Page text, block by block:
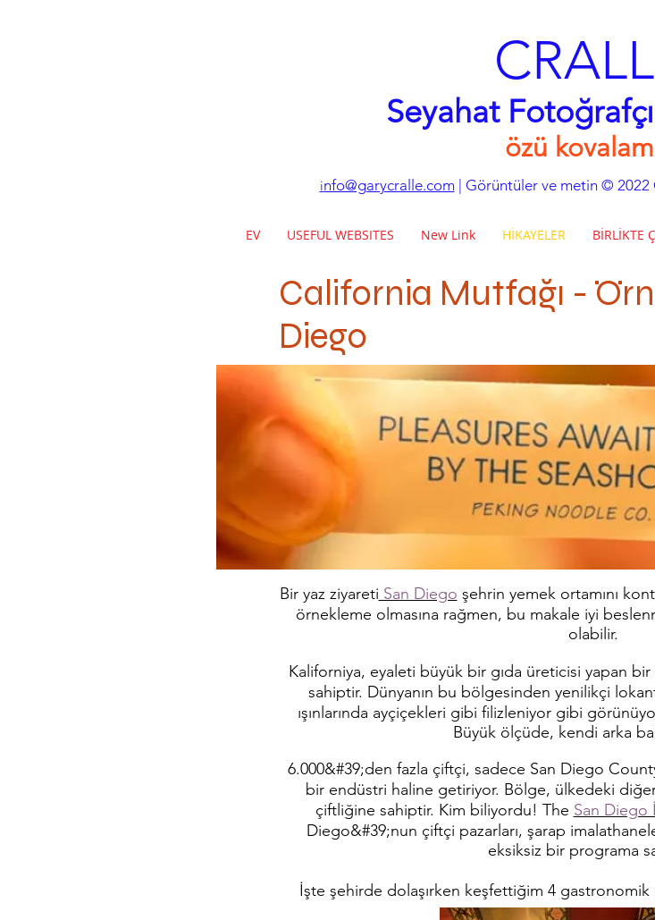
Seyahat
özü
info@garycralle.com| Görüntüler ve metin © 2022
EV USEFUL WEBSITES New Link HİKAYELER BİRLİKTE
California Mutfağı -
Diego
Bir yaz ziyareti San Diego şehrin yemek ortamını
örnekleme olmasına rağmen, bu makale iyi
olabilir.
Kaliforniya, eyaleti büyük bir gıda üreticisi yapan
sahiptir. Dünyanın bu bölgesinden yenilikçi
ışınlarında ayçiçekleri gibi filizleniyor gibi
Büyük ölçüde, kendi arka
6.000&#39;den fazla çiftçi, sadece San Diego
bir endüstri haline getiriyor. Bölge, ülkedeki
çiftliğine sahiptir. Kim biliyordu! The San Diego
Diego&#39;nun çiftçi pazarları, şarap
eksiksiz bir programa
İşte şehirde dolaşırken keşfettiğim 4 gastronomik